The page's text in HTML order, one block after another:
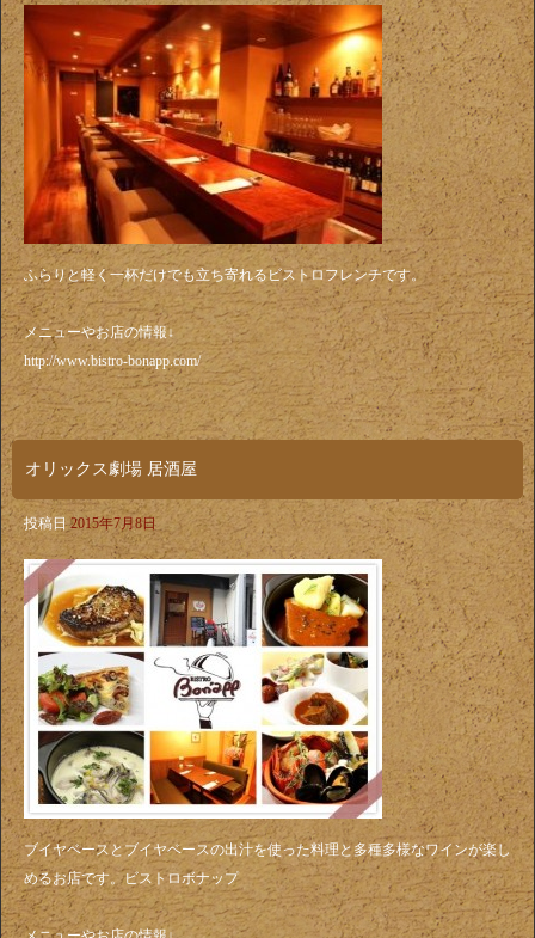
ふらりと軽く一杯だけでも立ち寄れるビストロフレンチです。
メニューやお店の情報↓
http://www.bistro-bonapp.com/
オリックス劇場 居酒屋
投稿日 2015年7月8日
ブイヤベースとブイヤベースの出汁を使った料理と多種多様なワインが楽し
めるお店です。ビストロボナップ